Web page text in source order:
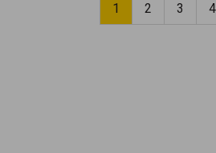
1 2 3 4